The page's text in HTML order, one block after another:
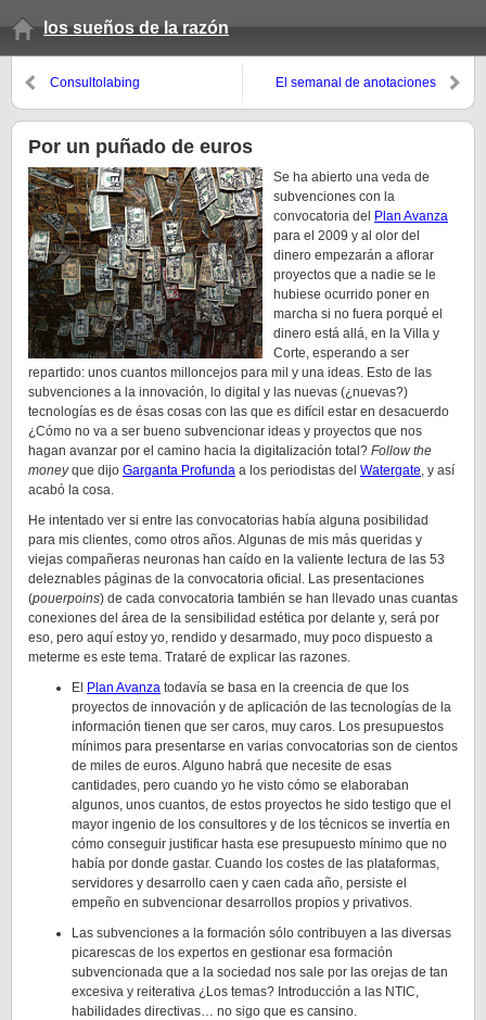
los sueños de la razón
Consultolabing
El semanal de anotaciones
Por un puñado de euros
Se ha abierto una veda de
subvenciones con la
convocatoria del
Plan Avanza
para el 2009 y al olor del
dinero empezarán a aflorar
proyectos que a nadie se le
hubiese ocurrido poner en
marcha si no fuera porqué el
dinero está allá, en la Villa y
Corte, esperando a ser
repartido: unos cuantos milloncejos para mil y una ideas. Esto de las
subvenciones a la innovación, lo digital y las nuevas (¿nuevas?)
tecnologías es de ésas cosas con las que es difícil estar en desacuerdo
¿Cómo no va a ser bueno subvencionar ideas y proyectos que nos
hagan avanzar por el camino hacia la digitalización total? Follow the
moneyque dijo Garganta Profunda a los periodistas del Watergate, y así
acabó la cosa.
He intentado ver si entre las convocatorias había alguna posibilidad
para mis clientes, como otros años. Algunas de mis más queridas y
viejas compañeras neuronas han caído en la valiente lectura de las 53
deleznables páginas de la convocatoria oficial. Las presentaciones
(pouerpoins) de cada convocatoria también se han llevado unas cuantas
conexiones del área de la sensibilidad estética por delante y, será por
eso, pero aquí estoy yo, rendido y desarmado, muy poco dispuesto a
meterme es este tema. Trataré de explicar las razones.
El Plan Avanza todavía se basa en la creencia de que los
proyectos de innovación y de aplicación de las tecnologías de la
información tienen que ser caros, muy caros. Los presupuestos
mínimos para presentarse en varias convocatorias son de cientos
de miles de euros. Alguno habrá que necesite de esas
cantidades, pero cuando yo he visto cómo se elaboraban
algunos, unos cuantos, de estos proyectos he sido testigo que el
mayor ingenio de los consultores y de los técnicos se invertía en
cómo conseguir justificar hasta ese presupuesto mínimo que no
había por donde gastar. Cuando los costes de las plataformas,
servidores y desarrollo caen y caen cada año, persiste el
empeño en subvencionar desarrollos propios y privativos.
Las subvenciones a la formación sólo contribuyen a las diversas
picarescas de los expertos en gestionar esa formación
subvencionada que a la sociedad nos sale por las orejas de tan
excesiva y reiterativa ¿Los temas? Introducción a las NTIC,
habilidades directivas… no sigo que es cansino.